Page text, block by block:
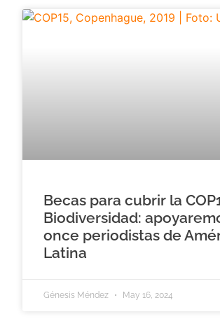
Becas para cubrir la
Biodiversidad:
once periodistas de
Latina
Génesis Méndez May 16, 2024